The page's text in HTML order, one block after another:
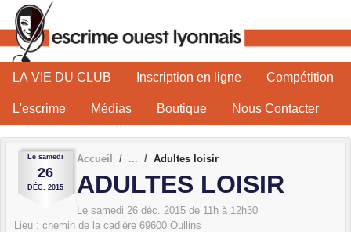
LA VIE DU CLUB Inscription en ligne Compétition
L'escrime Médias Boutique Nous Contacter
Le samedi
26
DÉC. 2015
Accueil Adultes loisir
ADULTES LOISIR
Le samedi 26 déc. 2015 de 11h à 12h30
Lieu : chemin de la cadière 69600 Oullins
Panneau de gestion des cookies